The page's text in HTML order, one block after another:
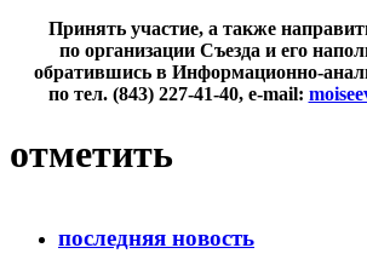
Принять участие, а также
по организации Съезда и его
обратившись в Информационно-
по тел. (843) 227-41-40, e-mail:
отметить
последняя новость